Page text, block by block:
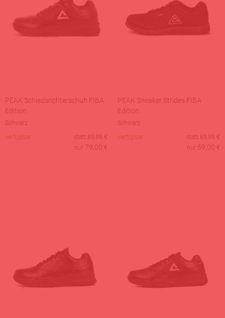
PEAK Schiedsrichterschuh FIBA
Edition
Schwarz
verfügbar
statt 89,99 €
nur 79,00 €
PEAK Sneaker Strides FIBA
Edition
Schwarz
verfügbar
statt 69,99 €
nur 59,00 €